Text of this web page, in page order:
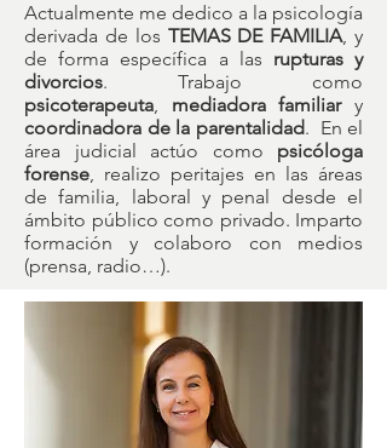
Actualmente me dedico a la psicología
derivada de los TEMAS DE FAMILIA, y
de forma específica a las rupturas y
divorcios. Trabajo como
psicoterapeuta, mediadora familiary
coordinadora de la parentalidad. En el
área judicial actúo como psicóloga
forense, realizo peritajes en las áreas
de familia, laboral y penal desde el
ámbito público como privado. Imparto
formación y colaboro con medios
(prensa, radio…).